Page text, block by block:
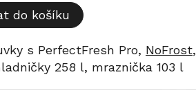
do košíku
s PerfectFresh Pro, NoFrost,
258 l, mraznička 103 l